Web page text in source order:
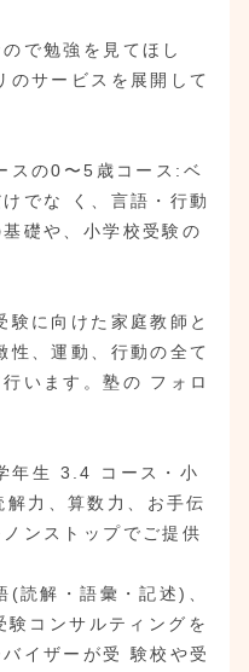
で勉強を見てほし
のサービスを展開して
スの0〜5歳コース:ベ
でな く、言語・行動
礎や、小学校受験の
験に向けた家庭教師と
性、運動、行動の全て
います。塾の フォロ
年生 3.4 コース・小
力、算数力、お手伝
ンストップでご提供
(読解・語彙・記述)、
コンサルティングを
イザーが受 験校や受